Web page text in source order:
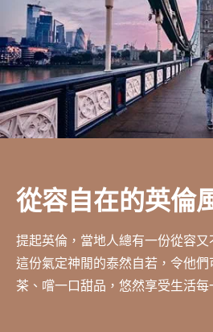
從容自在的英倫
提起英倫，當地人總有一份從容
這份氣定神閒的泰然自若，令他
茶、嚐一口甜品，悠然享受生活每